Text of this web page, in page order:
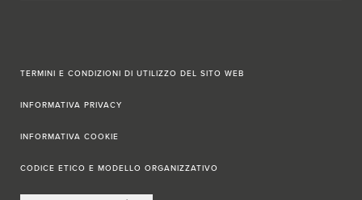
TERMINI E CONDIZIONI DI UTILIZZO DEL SITO WEB
INFORMATIVA PRIVACY
INFORMATIVA COOKIE
CODICE ETICO E MODELLO ORGANIZZATIVO